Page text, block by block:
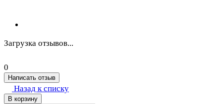
Загрузка отзывов...
0
Написать отзыв
Назад к списку
В корзину